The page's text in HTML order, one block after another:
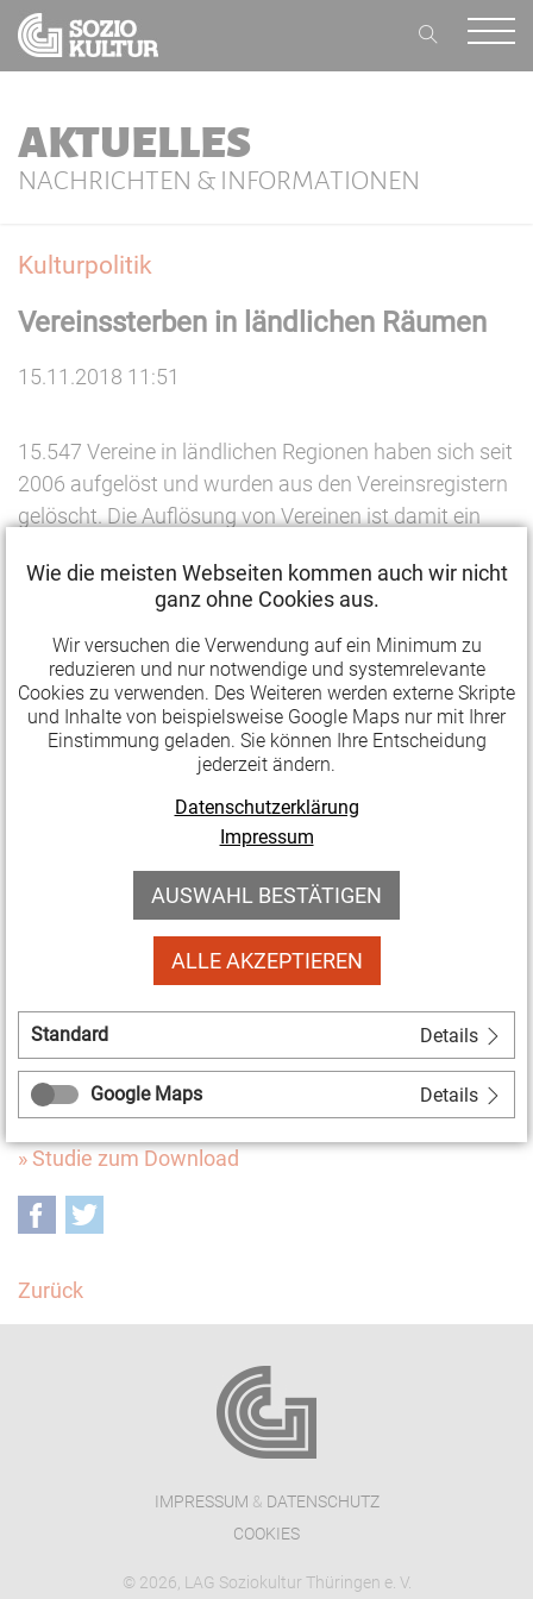
AKTUELLES
NACHRICHTEN & INFORMATIONEN
Kulturpolitik
Vereinssterben in ländlichen Räumen
15.11.2018 11:51
15.547 Vereine in ländlichen Regionen haben sich seit
2006 aufgelöst und wurden aus den Vereinsregistern
gelöscht. Die Auflösung von Vereinen ist damit ein
städtisches Phänomen. Bestehende Vereine in
ländlichen Regionen kämpfen besonders häufig
damit, neue Engagierte zu gewinnen. Auch ihr
Bestand ist damit gefährdet.
Die Studie der Gemeinschaftsinitiative ZiviZ
(Zivilgesellschaft in Zahlen" beruht auf
Vereinsregisterdaten, Interviews, Fallstudien und der
Verdichtung laufender Forschungsprojekte von ZiviZ
im Stifterverband. Es werden neue Zahlen zum
Vereinssterben in ländlichen Regionen in Deutschland
Ursachen dafür diskutiert. Anhand erfolgreicher
Engagements werden Chancen der Digitalisierung für
Vereine
vorgestellt.
» Studie zum Download
Facebook
Zurück
IMPRESSUM & DATENSCHUTZ
COOKIES
© 2026, LAG Soziokultur Thüringen e. V.
Wie die meisten Webseiten kommen auch wir nicht
ganz ohne Cookies aus.
Wir versuchen die Verwendung auf ein Minimum zu
reduzieren und nur notwendige und systemrelevante
Cookies zu verwenden. Des Weiteren werden externe Skripte
und Inhalte von beispielsweise Google Maps nur mit Ihrer
Einstimmung geladen. Sie können Ihre Entscheidung
jederzeit ändern.
Datenschutzerklärung
Impressum
AUSWAHL BESTÄTIGEN
ALLE AKZEPTIEREN
Standard Details
Google Maps Details